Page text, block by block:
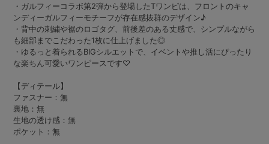
・ガルフィーコラボ第2弾から登場したTワンピは、フロントのキャ
ンディーガルフィーモチーフが存在感抜群のデザイン♪
・背中の刺繍や裾のロゴタグ、前後差のある丈感で、シンプルながら
も細部までこだわった1枚に仕上げました◎
・ゆるっと着られるBIGシルエットで、イベントや推し活にぴったり
な楽ちん可愛いワンピースです♡
【ディテール】
ファスナー：無
裏地：無
生地の透け感：無
ポケット：無